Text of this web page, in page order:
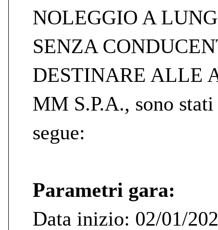
NOLEGGIO A
SENZA
DESTINARE ALLE
MM S.P.A., sono
segue:
Parametri gara:
Data inizio: 02/01/